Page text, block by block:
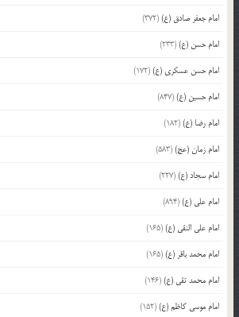
امام جعفر صادق (ع)(372)
امام حسن (ع)(233)
امام حسن عسکری (ع)(172)
امام حسین (ع)(847)
امام رضا (ع)(182)
امام زمان (عج)(583)
امام سجاد (ع)(227)
امام علی (ع)(894)
امام علی النقی (ع)(165)
امام محمد باقر (ع)(165)
امام محمد تقی (ع)(146)
امام موسی کاظم (ع)(152)